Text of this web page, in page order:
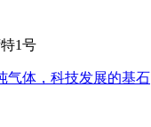
1号
气体，科技发展的基石